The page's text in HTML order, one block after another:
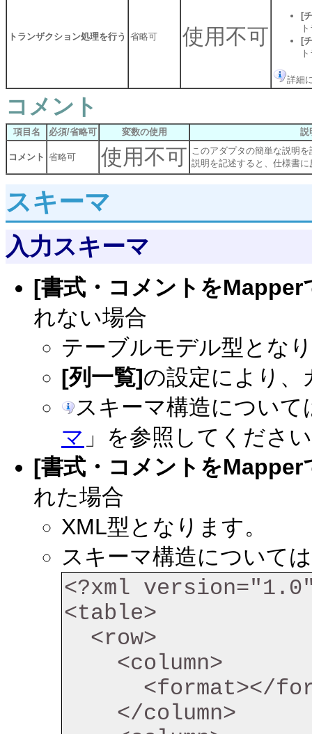
トランザクション処理を行う 省略可 使用不可
[
[
詳細
コメント
項目名 必須/省略可 変数の使用 説
コメント 省略可 使用不可 このアダプタの簡単な説明
説明を記述すると、仕様書
スキーマ
入力スキーマ
[書式・コメントをMapper
れない場合
テーブルモデル型とな
[列一覧]の設定により、
スキーマ構造について
マ 」を参照してくださ
[書式・コメントをMapper
れた場合
XML型となります。
スキーマ構造について
<?xml
<table>